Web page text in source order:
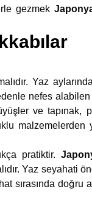
gezmek
Yaz
nefes
ve tapınak,
malzemelerden
pratiktir.
Yaz seyahati
sırasında doğru